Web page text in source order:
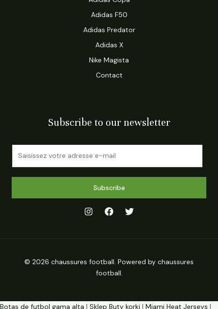
Adidas F50
Adidas Predator
Adidas X
Nike Magista
Contact
Subscribe to our newsletter
Subscribe
© 2026 chaussures football. Powered by chaussures
football.
Botas de futbol gama alta | Sklep Buty korki | Miami Heat Jerseys |